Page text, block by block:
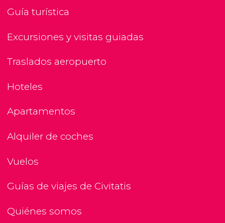
Guía turística
Excursiones y visitas guiadas
Traslados aeropuerto
Hoteles
Apartamentos
Alquiler de coches
Vuelos
Guías de viajes de Civitatis
Quiénes somos